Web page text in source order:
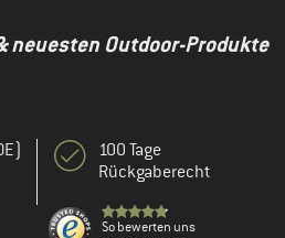
neuesten Outdoor-Produkte
100 Tage
Rückgaberecht
So bewerten uns